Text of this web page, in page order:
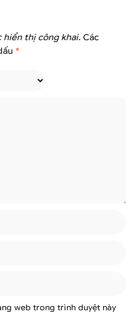
hiển thị công khai. Các
*
web trong trình duyệt này